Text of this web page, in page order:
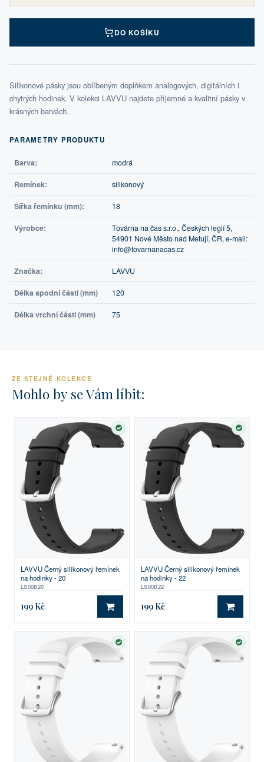
DO KOŠÍKU
Silikonové pásky jsou oblíbeným doplňkem analogových, digitálních i
chytrých hodinek. V kolekci LAVVU najdete příjemné a kvalitní pásky v
krásných barvách.
PARAMETRY PRODUKTU
Barva: modrá
Řemínek: silikonový
Šířka řemínku (mm): 18
Výrobce:
Továrna na čas s.r.o., Českých legií 5,
54901 Nové Město nad Metují, ČR, e-mail:
info@tovarnanacas.cz
Značka: LAVVU
Délka spodní části (mm) 120
Délka vrchní části (mm) 75
ZE STEJNÉ KOLEKCE
Mohlo by se Vám líbit:
SKLADEM
LAVVU Černý silikonový řemínek
na hodinky - 20
LS00B20
199 Kč DO KOŠÍKU
LAVVU Černý silikonový řemínek
na hodinky - 22
LS00B22
199 Kč DO
SKLADEM